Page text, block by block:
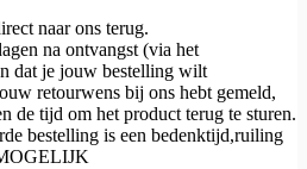
naar ons terug.
na ontvangst (via het
dat je jouw bestelling wilt
retourwens bij ons hebt gemeld,
de tijd om het product terug te sturen.
bestelling is een bedenktijd,ruiling